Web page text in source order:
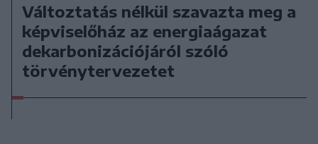
Változtatás nélkül szavazta meg a
képviselőház az energiaágazat
dekarbonizációjáról szóló
törvénytervezetet